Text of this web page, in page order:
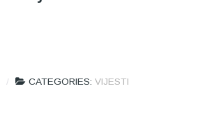
CATEGORIES: VIJESTI